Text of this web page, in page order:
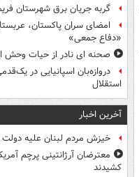
گربه جریان برق شهرستان
امضای سران پاکستان،
«دفاع جمعی»
صحنه ای نادر از حیات وحش
دروازه‌بان اسپانیایی در
استقلال
آخرین اخبار
خیزش مردم لبنان علیه
معترضان آرژانتینی پرچم
کشیدند